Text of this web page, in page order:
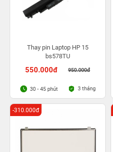
Thay pin Laptop HP 15
bs578TU
550.000đ 950.000đ
30 - 45 phút 3 tháng
-310.000đ